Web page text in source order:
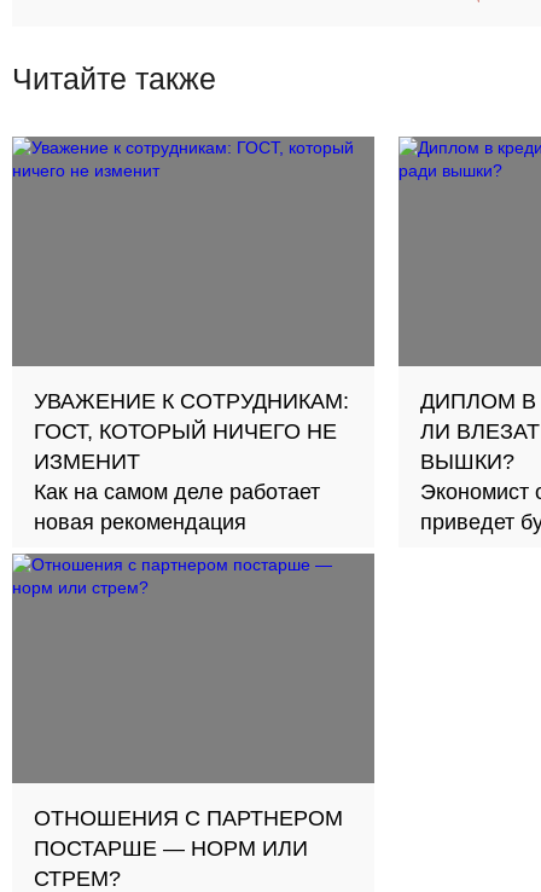
Читайте также
УВАЖЕНИЕ К СОТРУДНИКАМ:
ГОСТ, КОТОРЫЙ НИЧЕГО НЕ
ИЗМЕНИТ
Как на самом деле работает
новая рекомендация
ДИПЛОМ В
ЛИ
ВЫШКИ?
Экономист
приведет
ОТНОШЕНИЯ С ПАРТНЕРОМ
ПОСТАРШЕ — НОРМ ИЛИ
СТРЕМ?